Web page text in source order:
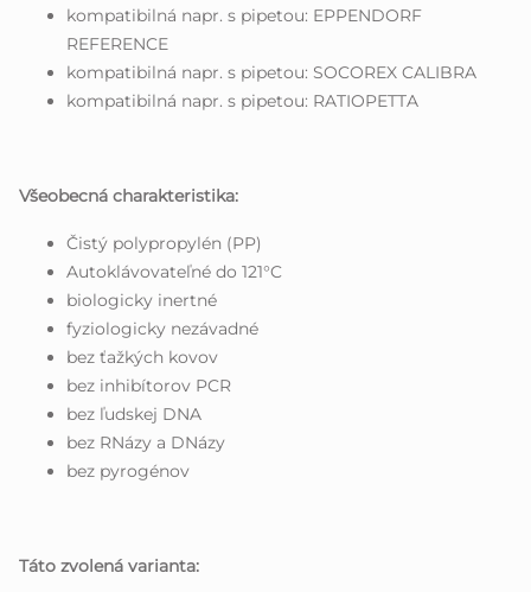
kompatibilná napr. s pipetou: EPPENDORF
REFERENCE
kompatibilná napr. s pipetou: SOCOREX CALIBRA
kompatibilná napr. s pipetou: RATIOPETTA
Všeobecná charakteristika:
Čistý polypropylén (PP)
Autoklávovateľné do 121°C
biologicky inertné
fyziologicky nezávadné
bez ťažkých kovov
bez inhibítorov PCR
bez ľudskej DNA
bez RNázy a DNázy
bez pyrogénov
Táto zvolená varianta: